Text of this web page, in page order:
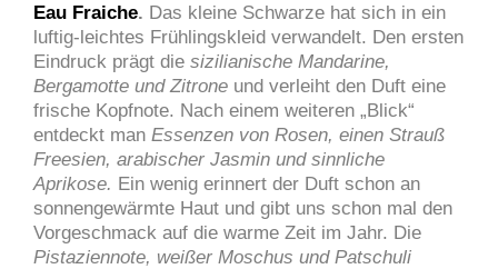
Eau Fraiche. Das kleine Schwarze hat sich in ein
luftig-leichtes Frühlingskleid verwandelt. Den ersten
Eindruck prägt die sizilianische Mandarine,
Bergamotte und Zitrone und verleiht den Duft eine
frische Kopfnote. Nach einem weiteren „Blick“
entdeckt man Essenzen von Rosen, einen Strauß
Freesien, arabischer Jasmin und sinnliche
Aprikose. Ein wenig erinnert der Duft schon an
sonnengewärmte Haut und gibt uns schon mal den
Vorgeschmack auf die warme Zeit im Jahr. Die
Pistaziennote, weißer Moschus und Patschuli